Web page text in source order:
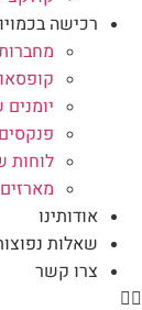
רכישה
לוחות
אודותינו
שאלות
צרו קשר